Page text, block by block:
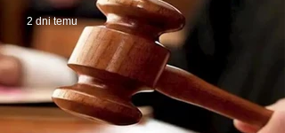
2 dni temu